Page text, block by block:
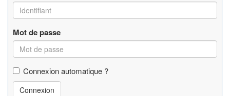
Mot de passe
Connexion automatique ?
Connexion